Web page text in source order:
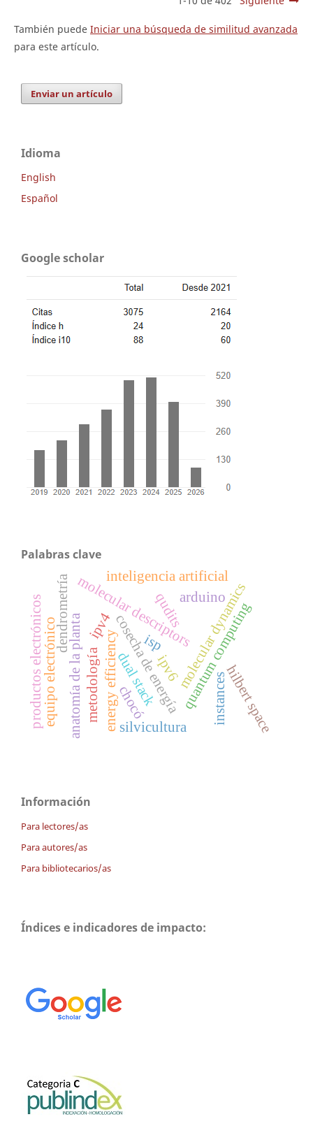
También puede Iniciar una búsqueda de similitud avanzada
para este artículo.
Enviar un artículo
Idioma
English
Español
Google scholar
Palabras clave
cosecha de energía
ipv6
ipv4
energy efficiency
molecular descriptorsmolecular dynamics
inteligencia artificial
quantum computing
qudits
hilbert space
anatomía de la planta
dendrometría
silvicultura
instances
dual stack
isp
chocó
equipo electrónico
productos electrónicos metodología
arduino
Información
Para lectores/as
Para autores/as
Para bibliotecarios/as
Índices e indicadores de impacto: